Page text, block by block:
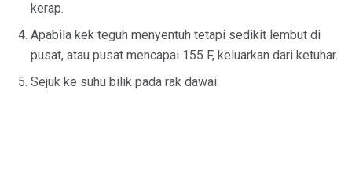
kerap.
Apabila kek teguh menyentuh tetapi sedikit lembut di
pusat, atau pusat mencapai 155 F, keluarkan dari ketuhar.
Sejuk ke suhu bilik pada rak dawai.